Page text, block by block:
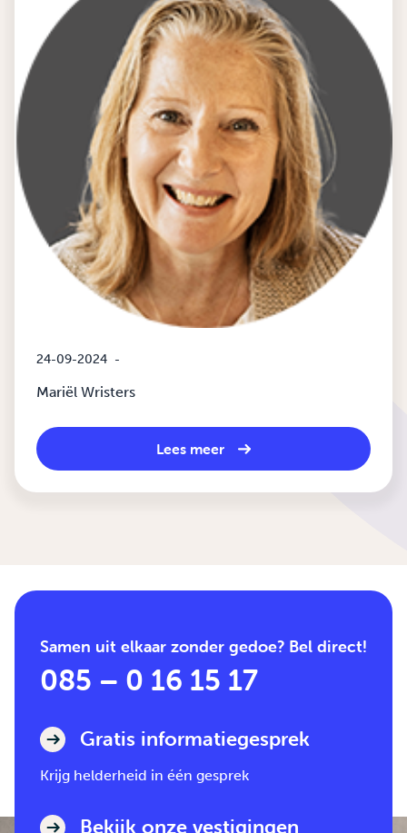
24-09-2024 -
Mariël Wristers
Lees meer
Samen uit elkaar zonder gedoe? Bel direct!
085 – 0 16 15 17
Gratis informatiegesprek
Krijg helderheid in één gesprek
Bekijk onze vestigingen